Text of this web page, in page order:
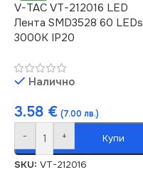
V-TAC VT-212016 LED
Лента SMD3528 60 LEDs
3000K IP20
Налично
3.58 € (7.00 лв.)
- + Купи
SKU: VT-212016